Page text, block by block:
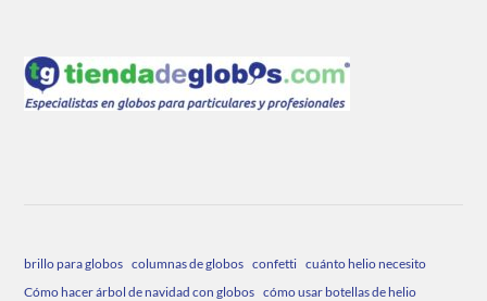
brillo para globos columnas de globos confetti cuánto helio necesito
Cómo hacer árbol de navidad con globos cómo usar botellas de helio